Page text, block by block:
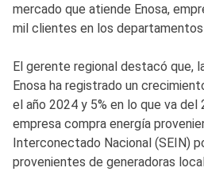
mercado que atiende Enosa,
mil clientes en los departamentos
El gerente regional destacó que,
Enosa ha registrado un
el año 2024 y 5% en lo que va del
empresa compra energía
Interconectado Nacional (SEIN)
provenientes de generadoras